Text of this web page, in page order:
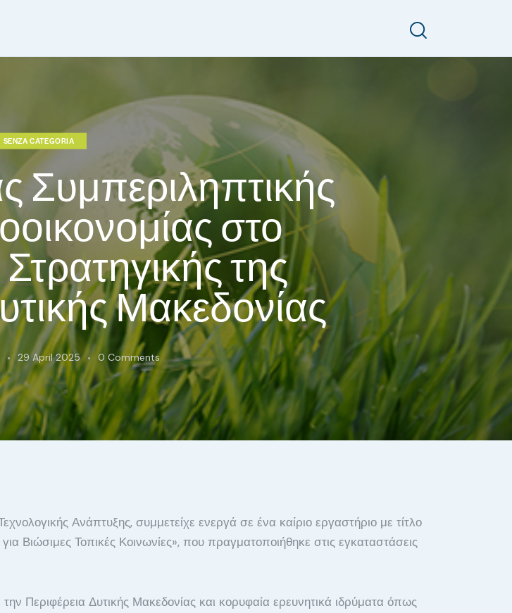
SENZA CATEGORIA
Συμπεριληπτικής
στο
της
Μακεδονίας
29 April 2025 0 Comments
Ανάπτυξης, συμμετείχε ενεργά σε ένα καίριο εργαστήριο με τίτλο
Βιώσιμες Τοπικές Κοινωνίες», που πραγματοποιήθηκε στις εγκαταστάσεις
Περιφέρεια Δυτικής Μακεδονίας και κορυφαία ερευνητικά ιδρύματα όπως